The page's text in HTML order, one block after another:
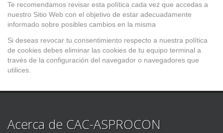
Te recomendamos revisar esta política cada vez que accedas a
nuestro Sitio Web con el objetivo de estar adecuadamente
informado sobre posibles cambios en la misma
Si deseas revocar tu consentimiento respecto a nuestra política
de cookies debes eliminar las cookies de tu equipo terminal a
través de la configuración del navegador o navegadores que
utilices.
Acerca de CAC-ASPROCON